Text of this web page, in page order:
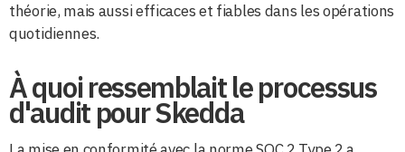
théorie, mais aussi efficaces et fiables dans les opérations
quotidiennes.
À quoi ressemblait le processus
d'audit pour Skedda